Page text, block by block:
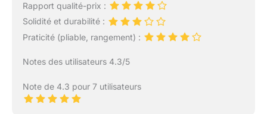
Rapport qualité-prix :
Solidité et durabilité :
Praticité (pliable, rangement) :
Notes des utilisateurs 4.3/5
Note de 4.3 pour 7 utilisateurs